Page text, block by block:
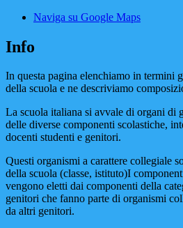
Naviga su Google Maps
Info
In questa pagina elenchiamo in termini
della scuola e ne descriviamo
La scuola italiana si avvale di organi di
delle diverse componenti scolastiche,
docenti studenti e genitori.
Questi organismi a carattere collegiale
della scuola (classe, istituto)I
vengono eletti dai componenti della
genitori che fanno parte di organismi
da altri genitori.